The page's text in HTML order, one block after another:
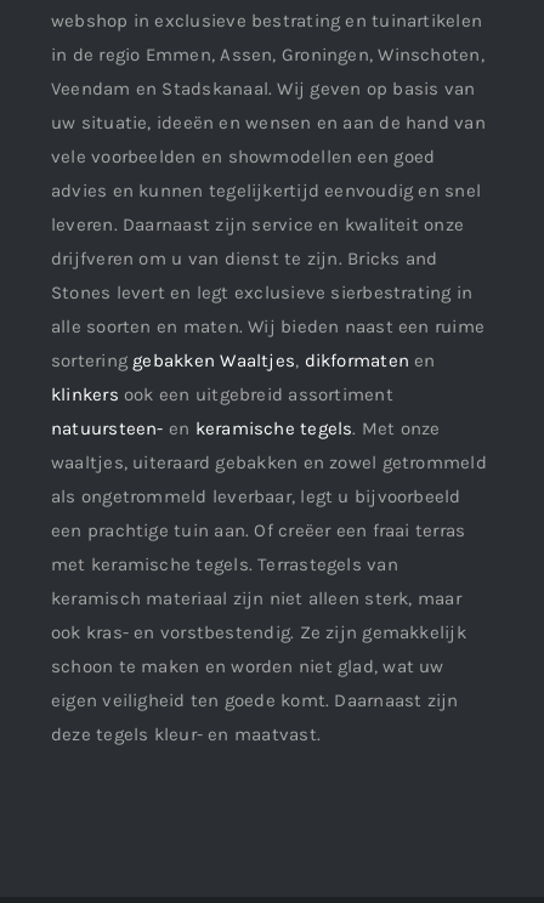
webshop in exclusieve bestrating en tuinartikelen
in de regio Emmen, Assen, Groningen, Winschoten,
Veendam en Stadskanaal. Wij geven op basis van
uw situatie, ideeën en wensen en aan de hand van
vele voorbeelden en showmodellen een goed
advies en kunnen tegelijkertijd eenvoudig en snel
leveren. Daarnaast zijn service en kwaliteit onze
drijfveren om u van dienst te zijn. Bricks and
Stones levert en legt exclusieve sierbestrating in
alle soorten en maten. Wij bieden naast een ruime
sortering gebakken Waaltjes, dikformaten en
klinkers ook een uitgebreid assortiment
natuursteen- en keramische tegels. Met onze
waaltjes, uiteraard gebakken en zowel getrommeld
als ongetrommeld leverbaar, legt u bijvoorbeeld
een prachtige tuin aan. Of creëer een fraai terras
met keramische tegels. Terrastegels van
keramisch materiaal zijn niet alleen sterk, maar
ook kras- en vorstbestendig. Ze zijn gemakkelijk
schoon te maken en worden niet glad, wat uw
eigen veiligheid ten goede komt. Daarnaast zijn
deze tegels kleur- en maatvast.